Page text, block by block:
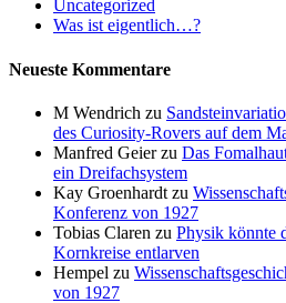
Uncategorized
Was ist eigentlich…?
Neueste Kommentare
M Wendrich zu
des Curiosity-Rovers auf dem
Manfred Geierzu Das
ein Dreifachsystem
Kay Groenhardt zu
Konferenz von 1927
Tobias Claren zu Physik könnte
Kornkreise entlarven
Hempel zu
von 1927